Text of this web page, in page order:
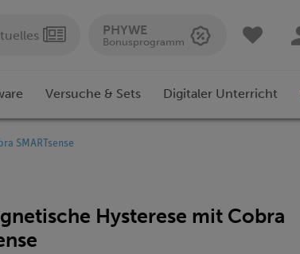
PHYWE
Bonusprogramm
Versuche & Sets Digitaler Unterricht
SMARTsense
Hysterese mit Cobra